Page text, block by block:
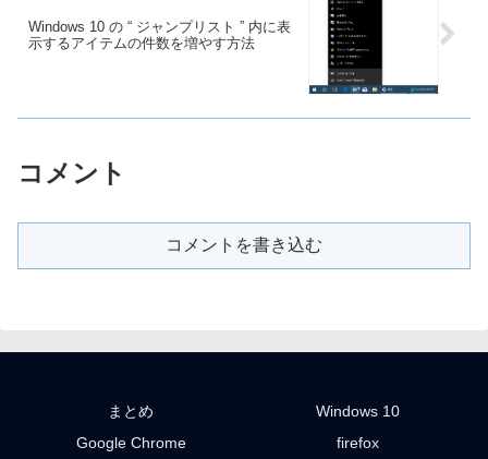
Windows 10 の “ ジャンプリスト ” 内に表
示するアイテムの件数を増やす方法
コメント
コメントを書き込む
まとめ
Windows 10
Google Chrome
firefox